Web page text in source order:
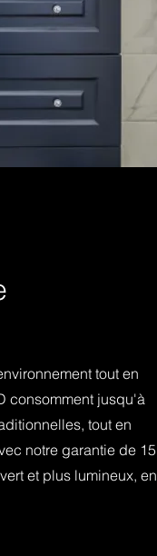
tout en
consomment jusqu'à
tout en
notre garantie de 15
et plus lumineux, en